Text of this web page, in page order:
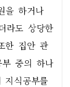
을 하거나
라도 상당한
한 집안 관
중의 하나
식공부를